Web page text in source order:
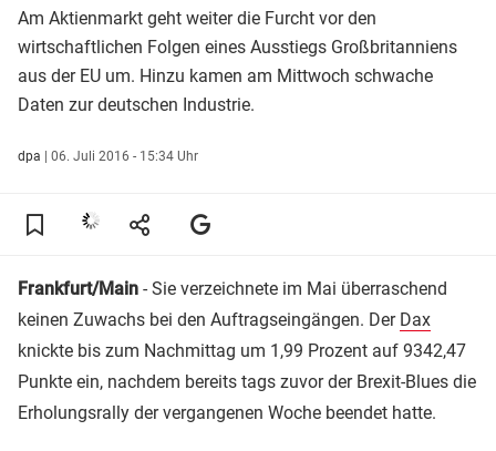
Am Aktienmarkt geht weiter die Furcht vor den
wirtschaftlichen Folgen eines Ausstiegs Großbritanniens
aus der EU um. Hinzu kamen am Mittwoch schwache
Daten zur deutschen Industrie.
dpa | 06. Juli 2016 - 15:34 Uhr
Frankfurt/Main - Sie verzeichnete im Mai überraschend
keinen Zuwachs bei den Auftragseingängen. Der Dax
knickte bis zum Nachmittag um 1,99 Prozent auf 9342,47
Punkte ein, nachdem bereits tags zuvor der Brexit-Blues die
Erholungsrally der vergangenen Woche beendet hatte.